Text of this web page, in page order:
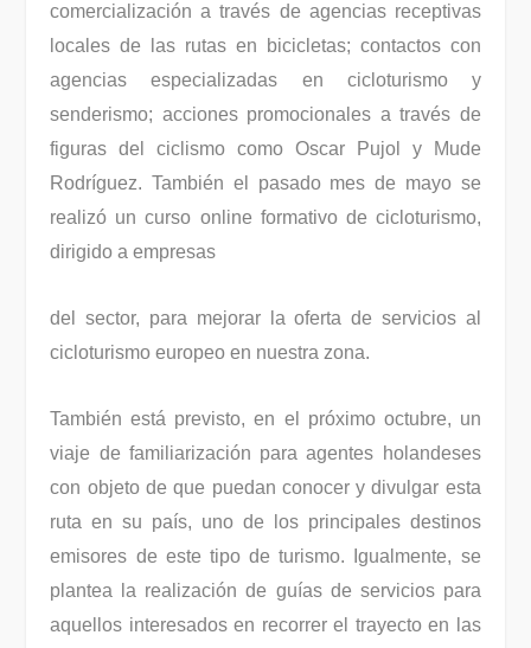
comercialización a través de agencias receptivas
locales de las rutas en bicicletas; contactos con
agencias especializadas en cicloturismo y
senderismo; acciones promocionales a través de
figuras del ciclismo como Oscar Pujol y Mude
Rodríguez. También el pasado mes de mayo se
realizó un curso online formativo de cicloturismo,
dirigido a empresas
del sector, para mejorar la oferta de servicios al
cicloturismo europeo en nuestra zona.
También está previsto, en el próximo octubre, un
viaje de familiarización para agentes holandeses
con objeto de que puedan conocer y divulgar esta
ruta en su país, uno de los principales destinos
emisores de este tipo de turismo. Igualmente, se
plantea la realización de guías de servicios para
aquellos interesados en recorrer el trayecto en las